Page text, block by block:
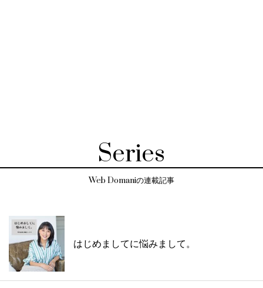
Series
Web Domaniの連載記事
はじめましてに悩みまして。